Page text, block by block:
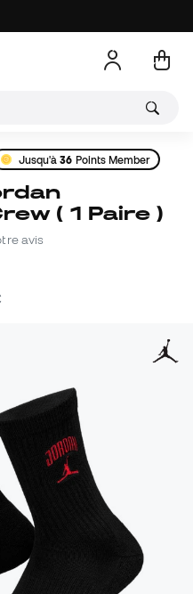
Jusqu'à36 Points Member
( 1 Paire )
avis